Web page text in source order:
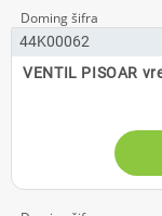
44K00062
VENTIL PISOAR